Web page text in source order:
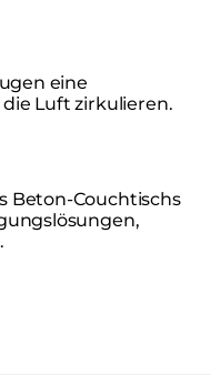
eine
Luft zirkulieren.
Beton-Couchtischs